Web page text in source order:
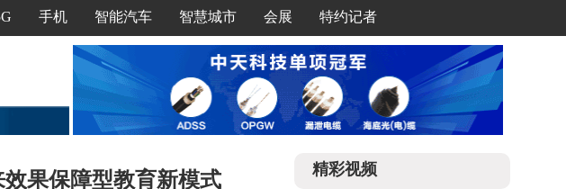
手机 智能汽车 智慧城市 会展 特约记者
果保障型教育新模式 精彩视频